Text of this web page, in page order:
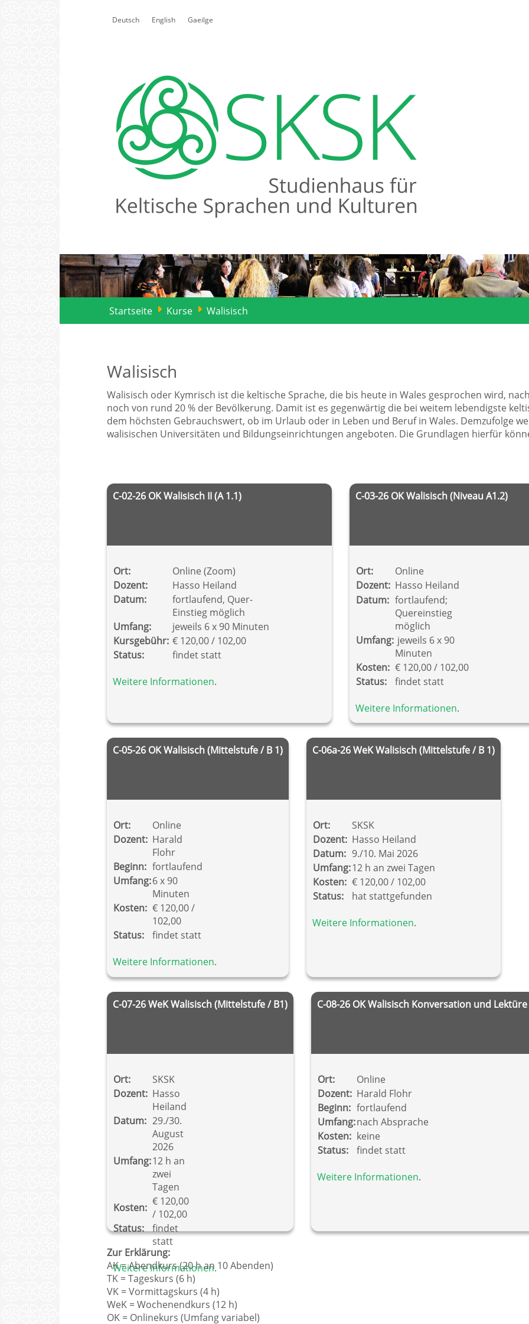
Select your language
Deutsch English Gaeilge
Startseite Kurse Walisisch
Walisisch
Walisisch oder Kymrisch ist die keltische Sprache, die bis heute in Wales gesprochen wird,
noch von rund 20 % der Bevölkerung. Damit ist es gegenwärtig die bei weitem lebendigste
dem höchsten Gebrauchswert, ob im Urlaub oder in Leben und Beruf in Wales. Demzufolge
walisischen Universitäten und Bildungseinrichtungen angeboten. Die Grundlagen hierfür
C-02-26 OK Walisisch II (A 1.1)
Ort:
Online (Zoom)
Dozent:
Hasso Heiland
Datum:
fortlaufend, Quer-
Einstieg möglich
Umfang:
jeweils 6 x 90 Minuten
Kursgebühr: € 120,00 / 102,00
Status:
findet statt
Weitere Informationen.
C-03-26 OK Walisisch (Niveau A1.2)
Ort:
Online
Dozent: Hasso Heiland
Datum: fortlaufend;
Quereinstieg
möglich
Umfang: jeweils 6 x 90
Minuten
Kosten: € 120,00 / 102,00
Status:
findet statt
Weitere Informationen.
C-05-26 OK Walisisch (Mittelstufe / B 1)
Ort:
Online
Dozent: Harald
Flohr
Beginn: fortlaufend
Umfang:6 x 90
Minuten
Kosten: € 120,00 /
102,00
Status:
findet statt
Weitere Informationen.
C-06a-26 WeK Walisisch (Mittelstufe / B 1)
Ort:
SKSK
Dozent: Hasso Heiland
Datum: 9./10. Mai 2026
Umfang:12 h an zwei Tagen
Kosten: € 120,00 / 102,00
Status:
hat stattgefunden
Weitere Informationen.
C-07-26 WeK Walisisch (Mittelstufe / B1)
Ort:
SKSK
Dozent: Hasso
Heiland
Datum: 29./30.
August
2026
Umfang:12 h an
zwei
Tagen
Kosten: € 120,00
/ 102,00
Status:
findet
statt
Weitere Informationen.
C-08-26 OK Walisisch Konversation und Lektüre
Ort:
Online
Dozent: Harald Flohr
Beginn: fortlaufend
Umfang:nach Absprache
Kosten: keine
Status:
findet statt
Weitere Informationen.
Zur Erklärung:
AK = Abendkurs (20 h an 10 Abenden)
TK = Tageskurs (6 h)
VK = Vormittagskurs (4 h)
WeK = Wochenendkurs (12 h)
OK = Onlinekurs (Umfang variabel)